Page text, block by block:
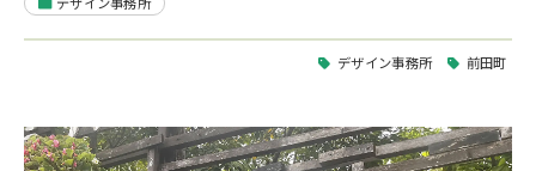
デザイン事務所 前田町